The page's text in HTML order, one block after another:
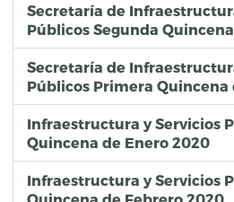
Secretaría de
Públicos Segunda
Secretaría de
Públicos Primera Quincena
Infraestructura y Servicios
Quincena de Enero 2020
Infraestructura y Servicios